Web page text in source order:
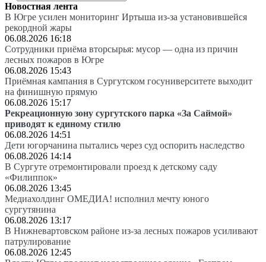
Новостная лента
В Югре усилен мониторинг Иртыша из-за установившейся
рекордной жары
06.08.2026 16:18
Сотрудники приёма вторсырья: мусор — одна из причин
лесных пожаров в Югре
06.08.2026 15:43
Приёмная кампания в Сургутском госуниверситете выходит
на финишную прямую
06.08.2026 15:17
Рекреационную зону сургутского парка «За Саймой»
приводят к единому стилю
06.08.2026 14:51
Дети югорчанина пытались через суд оспорить наследство
06.08.2026 14:14
В Сургуте отремонтировали проезд к детскому саду
«Филиппок»
06.08.2026 13:45
Медиахолдинг ОМЕДИА! исполнил мечту юного
сургутянина
06.08.2026 13:17
В Нижневартовском районе из-за лесных пожаров усиливают
патрулирование
06.08.2026 12:45